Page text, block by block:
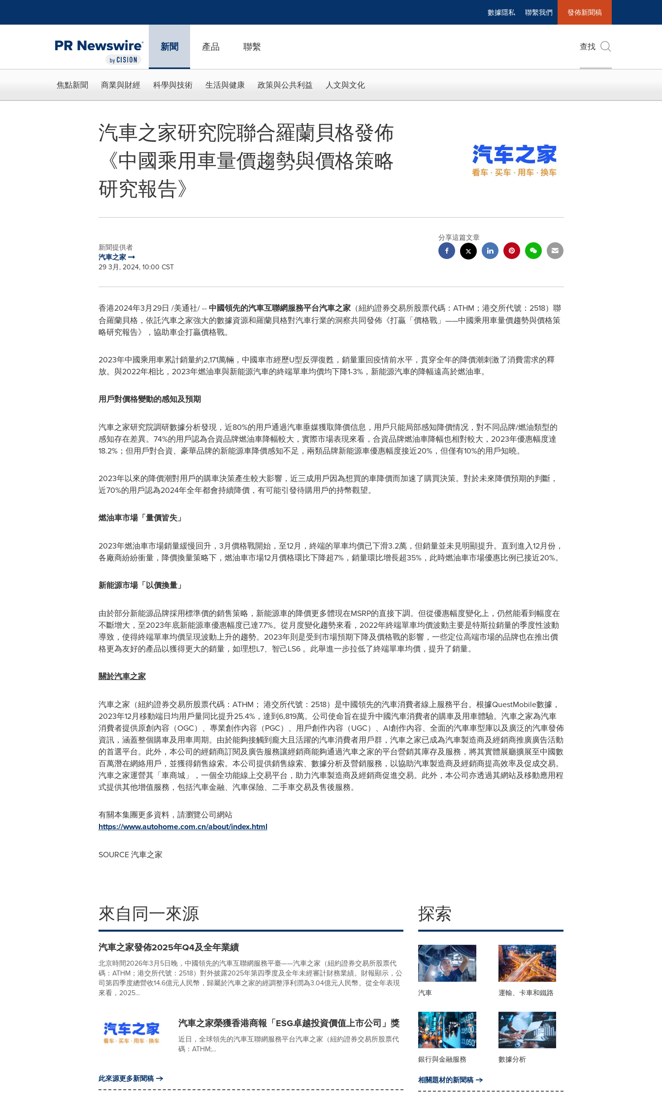
數據隱私 聯繫我們 發佈新聞稿
新聞 產品 聯繫 查找
焦點新聞 商業與財經 科學與技術 生活與健康 政策與公共利益 人文與文化
汽車之家研究院聯合羅蘭貝格發佈
《中國乘用車量價趨勢與價格策略
研究報告》
新聞提供者
汽車之家
29 3月, 2024, 10:00 CST
分享這篇文章
香港2024年3月29日 /美通社/ -- 中國領先的汽車互聯網服務平台汽車之家（紐約證券交易所股票代碼：ATHM；港交所代號：2518）聯
合羅蘭貝格，依託汽車之家強大的數據資源和羅蘭貝格對汽車行業的洞察共同發佈《打贏「價格戰」——中國乘用車量價趨勢與價格策
略研究報告》，協助車企打贏價格戰。
2023年中國乘用車累計銷量約2,171萬輛，中國車市經歷U型反彈復甦，銷量重回疫情前水平，貫穿全年的降價潮刺激了消費需求的釋
放。與2022年相比，2023年燃油車與新能源汽車的終端單車均價均下降1-3%，新能源汽車的降幅遠高於燃油車。
用戶對價格變動的感知及預期
汽車之家研究院調研數據分析發現，近80%的用戶通過汽車垂媒獲取降價信息，用戶只能局部感知降價情况，對不同品牌/燃油類型的
感知存在差異。74%的用戶認為合資品牌燃油車降幅較大，實際市場表現來看，合資品牌燃油車降幅也相對較大，2023年優惠幅度達
18.2%；但用戶對合資、豪華品牌的新能源車降價感知不足，兩類品牌新能源車優惠幅度接近20%，但僅有10%的用戶知曉。
2023年以來的降價潮對用戶的購車決策產生較大影響，近三成用戶因為想買的車降價而加速了購買決策。對於未來降價預期的判斷，
近70%的用戶認為2024年全年都會持續降價，有可能引發待購用戶的持幣觀望。
燃油車市場「量價皆失」
2023年燃油車市場銷量緩慢回升，3月價格戰開始，至12月，終端的單車均價已下滑3.2萬，但銷量並未見明顯提升。直到進入12月份，
各廠商紛紛衝量，降價換量策略下，燃油車市場12月價格環比下降超7%，銷量環比增長超35%，此時燃油車市場優惠比例已接近20%。
新能源市場「以價換量」
由於部分新能源品牌採用標準價的銷售策略，新能源車的降價更多體現在MSRP的直接下調。但從優惠幅度變化上，仍然能看到幅度在
不斷增大，至2023年底新能源車優惠幅度已達7.7%。從月度變化趨勢來看，2022年終端單車均價波動主要是特斯拉銷量的季度性波動
導致，使得終端單車均價呈現波動上升的趨勢。2023年則是受到市場預期下降及價格戰的影響，一些定位高端市場的品牌也在推出價
格更為友好的產品以獲得更大的銷量，如理想L7、智己LS6 。此舉進一步拉低了終端單車均價，提升了銷量。
關於汽車之家
汽車之家（紐約證券交易所股票代碼：ATHM； 港交所代號：2518）是中國領先的汽車消費者線上服務平台。根據QuestMobile數據，
2023年12月移動端日均用戶量同比提升25.4%，達到6,819萬。公司使命旨在提升中國汽車消費者的購車及用車體驗。汽車之家為汽車
消費者提供原創內容（OGC）、專業創作內容（PGC）、用戶創作內容（UGC）、AI創作內容、全面的汽車車型庫以及廣泛的汽車發佈
資訊，涵蓋整個購車及用車周期。由於能夠接觸到龐大且活躍的汽車消費者用戶群，汽車之家已成為汽車製造商及經銷商推廣廣告活動
的首選平台。此外，本公司的經銷商訂閱及廣告服務讓經銷商能夠通過汽車之家的平台營銷其庫存及服務，將其實體展廳擴展至中國數
百萬潛在網絡用戶，並獲得銷售線索。本公司提供銷售線索、數據分析及營銷服務，以協助汽車製造商及經銷商提高效率及促成交易。
汽車之家運營其「車商城」，一個全功能線上交易平台，助力汽車製造商及經銷商促進交易。此外，本公司亦透過其網站及移動應用程
式提供其他增值服務，包括汽車金融、汽車保險、二手車交易及售後服務。
有關本集團更多資料，請瀏覽公司網站
https://www.autohome.com.cn/about/index.html
SOURCE 汽車之家
來自同一來源
汽車之家發佈2025年Q4及全年業績
北京時間2026年3月5日晚，中國領先的汽車互聯網服務平臺——汽車之家（紐約證券交易所股票代
碼：ATHM；港交所代號：2518）對外披露2025年第四季度及全年未經審計財務業績。財報顯示，公
司第四季度總營收14.6億元人民幣，歸屬於汽車之家的經調整淨利潤為3.04億元人民幣。從全年表現
來看，2025...
汽車之家榮獲香港商報「ESG卓越投資價值上市公司」獎
近日，全球領先的汽車互聯網服務平台汽車之家（紐約證券交易所股票代
碼：ATHM;...
此來源更多新聞稿
探索
汽車 運輸、卡車和鐵路
銀行與金融服務 數據分析
相關題材的新聞稿